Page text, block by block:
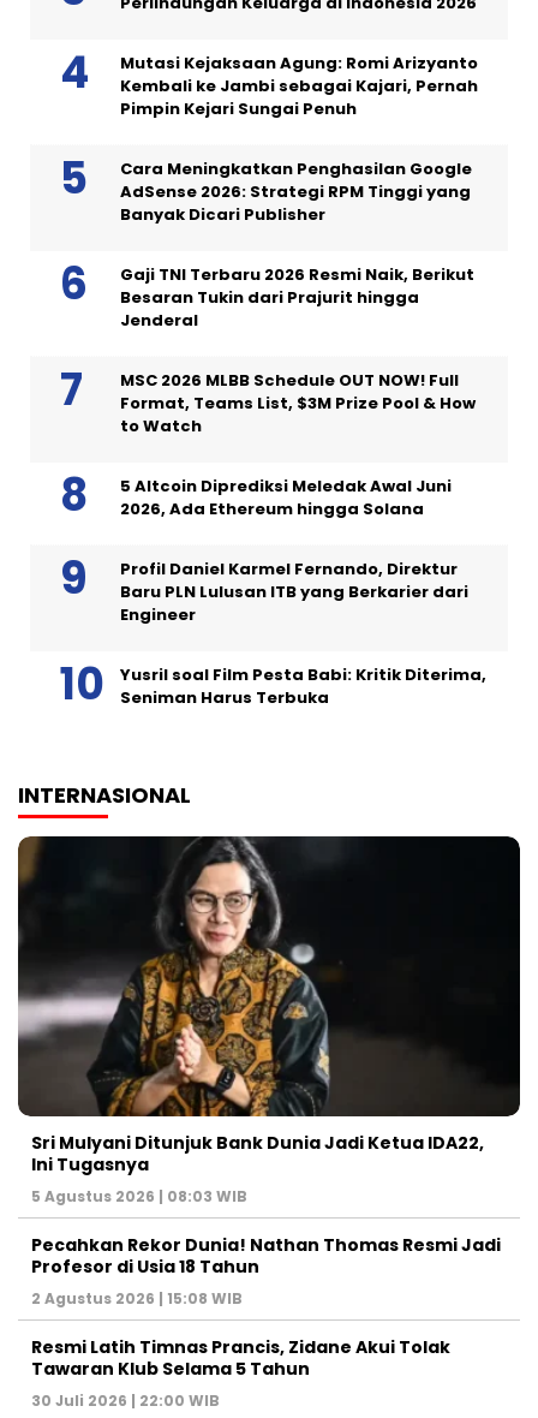
Mutasi Kejaksaan Agung: Romi Arizyanto
Kembali ke Jambi sebagai Kajari, Pernah
Pimpin Kejari Sungai Penuh
Cara Meningkatkan Penghasilan Google
AdSense 2026: Strategi RPM Tinggi yang
Banyak Dicari Publisher
Gaji TNI Terbaru 2026 Resmi Naik, Berikut
Besaran Tukin dari Prajurit hingga
Jenderal
MSC 2026 MLBB Schedule OUT NOW! Full
Format, Teams List, $3M Prize Pool & How
to Watch
5 Altcoin Diprediksi Meledak Awal Juni
2026, Ada Ethereum hingga Solana
Profil Daniel Karmel Fernando, Direktur
Baru PLN Lulusan ITB yang Berkarier dari
Engineer
Yusril soal Film Pesta Babi: Kritik Diterima,
Seniman Harus Terbuka
INTERNASIONAL
Sri Mulyani Ditunjuk Bank Dunia Jadi Ketua IDA22,
Ini Tugasnya
5 Agustus 2026 | 08:03 WIB
Pecahkan Rekor Dunia! Nathan Thomas Resmi Jadi
Profesor di Usia 18 Tahun
2 Agustus 2026 | 15:08 WIB
Resmi Latih Timnas Prancis, Zidane Akui Tolak
Tawaran Klub Selama 5 Tahun
30 Juli 2026 | 22:00 WIB